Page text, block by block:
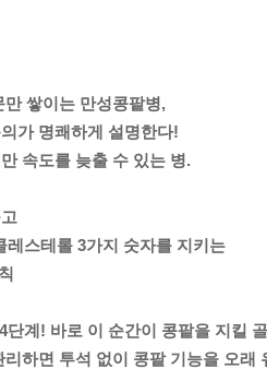
만 쌓이는 만성콩팥병,
가 명쾌하게 설명한다!
속도를 늦출 수 있는 병.
레스테롤 3가지 숫자를 지키는
단계! 바로 이 순간이 콩팥을 지킬
리하면 투석 없이 콩팥 기능을 오래